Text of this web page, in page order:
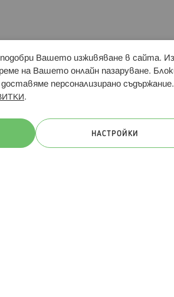
Hippoland.ro Последвайте
подобри Вашето изживяване в сайта.
на Вашето онлайн пазаруване.
персонализирано
.
НАСТРОЙКИ